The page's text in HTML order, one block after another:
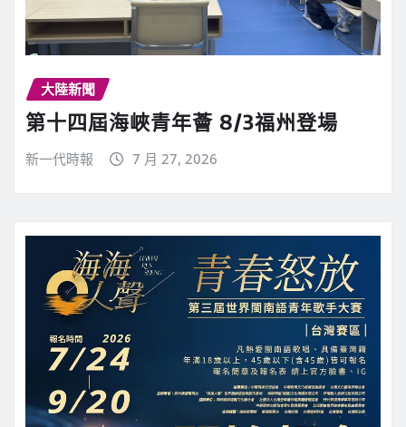
大陸新聞
第十四屆海峽青年薈 8/3福州登場
新一代時報 7 月 27, 2026